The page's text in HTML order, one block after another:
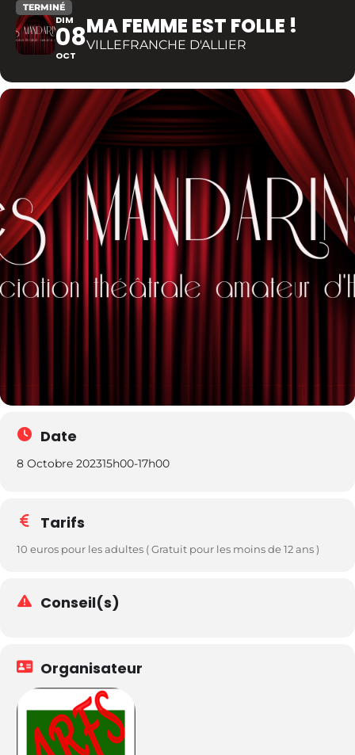
TERMINÉ
DIM
08
OCT
MA FEMME EST FOLLE !
VILLEFRANCHE D'ALLIER
Date
8 Octobre 202315h00-17h00
Tarifs
10 euros pour les adultes ( Gratuit pour les moins de 12 ans )
Conseil(s)
Organisateur